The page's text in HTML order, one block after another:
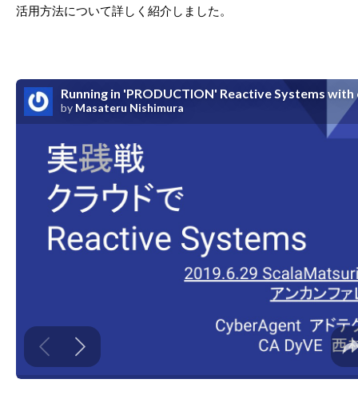
活用方法について詳しく紹介しました。